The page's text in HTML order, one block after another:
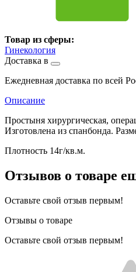
Товар из сферы:
Гинекология
Доставка в
Ежедневная доставка по всей
Описание
Простыня хирургическая,
Изготовлена из спанбонда.
Плотность 14г/кв.м.
Отзывов о товаре
Оставьте свой отзыв первым!
Отзывы о товаре
Оставьте свой отзыв первым!